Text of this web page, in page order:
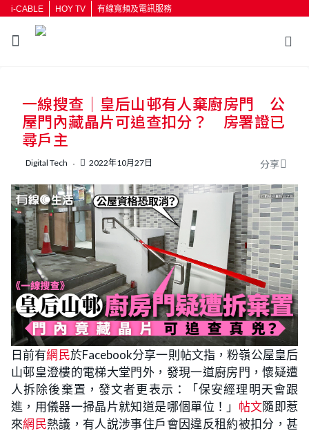
i-CABLE HOY TV 有線寬頻及電訊服務
按輸入鍵開始搜尋
一線搜查｜皇后山邨有人棄廚房門 公
屋門內藏晶片可追查扣分？ 房署證已
尋戶主
Digital Tech 2022年10月27日 分享
日前有網民於Facebook分享一則帖文指，粉嶺公屋皇后
山邨皇澄樓的電梯大堂門外，發現一道廚房門，懷疑遭
人拆除後棄置，發文者更表示：「保安經理明天會跟
進，用儀器一掃晶片就知道是哪個單位！」 帖文隨即惹
來網民熱議，有人說涉事住戶會因違反租約被扣分，甚